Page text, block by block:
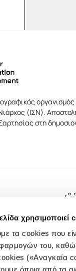
χρησιμοποιεί
τα cookies που
του,
(«Αναγκαία
(ΙΣΝ).
στη